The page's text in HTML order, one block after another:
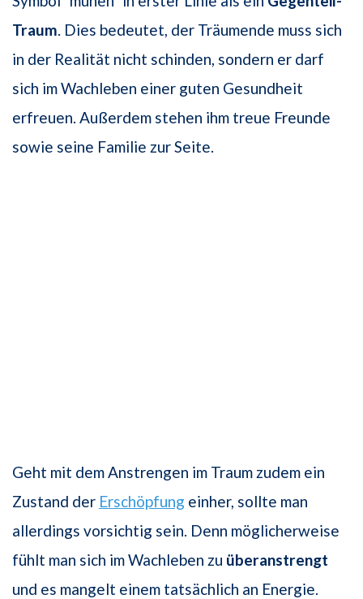
Traum . Dies bedeutet, der Träumende muss sich
in der Realität nicht schinden, sondern er darf
sich im Wachleben einer guten Gesundheit
erfreuen. Außerdem stehen ihm treue Freunde
sowie seine Familie zur Seite.
Geht mit dem Anstrengen im Traum zudem ein
Zustand der Erschöpfung einher, sollte man
allerdings vorsichtig sein. Denn möglicherweise
fühlt man sich im Wachleben zu überanstrengt
und es mangelt einem tatsächlich an Energie.